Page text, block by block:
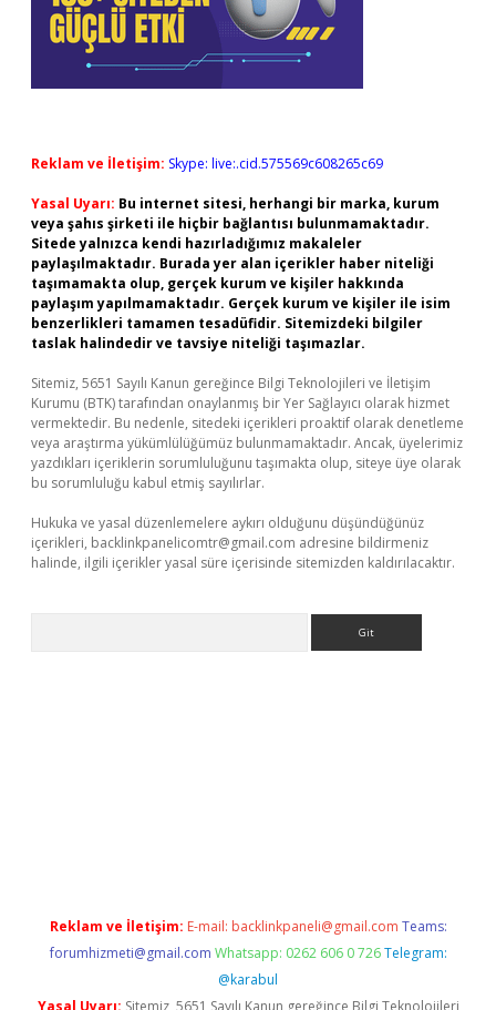
Reklam ve İletişim: Skype: live:.cid.575569c608265c69
Yasal Uyarı: Bu internet sitesi, herhangi bir marka, kurum
veya şahıs şirketi ile hiçbir bağlantısı bulunmamaktadır.
Sitede yalnızca kendi hazırladığımız makaleler
paylaşılmaktadır. Burada yer alan içerikler haber niteliği
taşımamakta olup, gerçek kurum ve kişiler hakkında
paylaşım yapılmamaktadır. Gerçek kurum ve kişiler ile isim
benzerlikleri tamamen tesadüfidir. Sitemizdeki bilgiler
taslak halindedir ve tavsiye niteliği taşımazlar.
Sitemiz, 5651 Sayılı Kanun gereğince Bilgi Teknolojileri ve İletişim
Kurumu (BTK) tarafından onaylanmış bir Yer Sağlayıcı olarak hizmet
vermektedir. Bu nedenle, sitedeki içerikleri proaktif olarak denetleme
veya araştırma yükümlülüğümüz bulunmamaktadır. Ancak, üyelerimiz
yazdıkları içeriklerin sorumluluğunu taşımakta olup, siteye üye olarak
bu sorumluluğu kabul etmiş sayılırlar.
Hukuka ve yasal düzenlemelere aykırı olduğunu düşündüğünüz
içerikleri, backlinkpanelicomtr@gmail.com adresine bildirmeniz
halinde, ilgili içerikler yasal süre içerisinde sitemizden kaldırılacaktır.
Reklam ve İletişim: E-mail: backlinkpaneli@gmail.com Teams:
forumhizmeti@gmail.com Whatsapp: 0262 606 0 726 Telegram:
@karabul
Yasal Uyarı: Sitemiz, 5651 Sayılı Kanun gereğince Bilgi Teknolojileri